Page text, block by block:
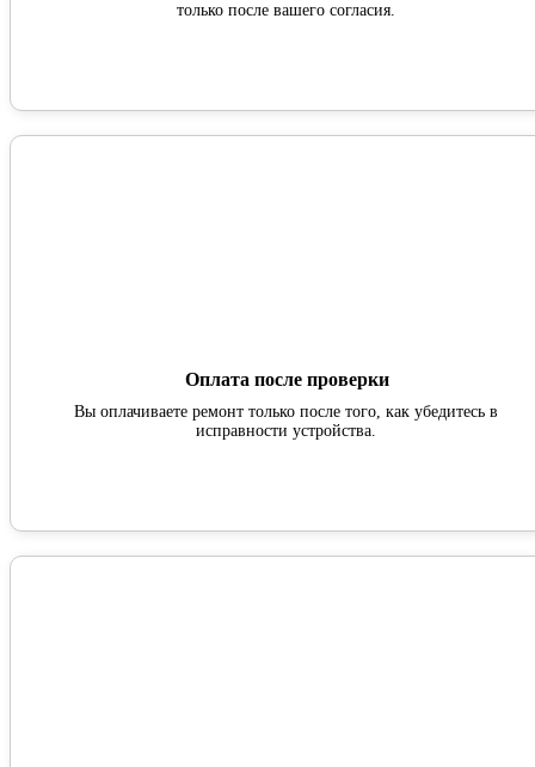
только после вашего согласия.
Оплата после проверки
Вы оплачиваете ремонт только после того, как убедитесь в
исправности устройства.